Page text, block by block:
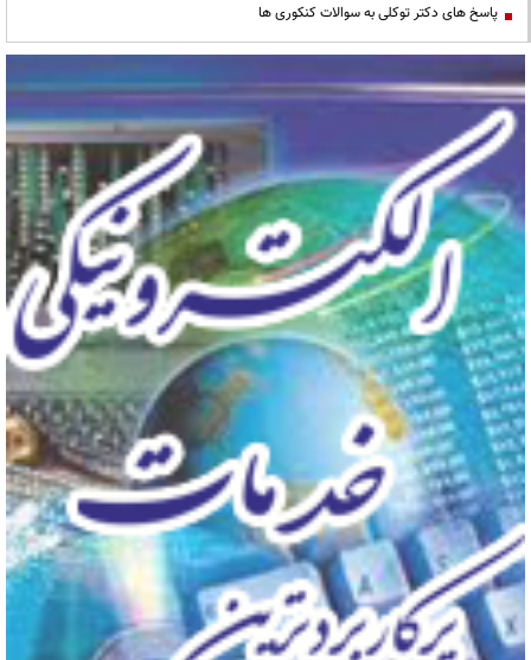
پاسخ های دکتر توکلی به سوالات کنکوری ها